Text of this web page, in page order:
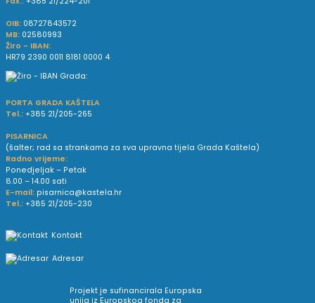
OIB: 08727843572
MB: 02580993
Žiro - IBAN:
HR79 2390 0011 8181 0000 4
PORTA GRADA KAŠTELA
Tel.: +385 21/205-265
PISARNICA
(šalter; rad sa strankama za sva upravna tijela Grada Kaštela)
Radno vrijeme:
Ponedjeljak – Petak
8.00 – 14.00 sati
E-mail: pisarnica@kastela.hr
Tel.: +385 21/205-230
Kontakt
Adresar
Projekt je sufinancirala Europska
unija iz Europskog fonda za